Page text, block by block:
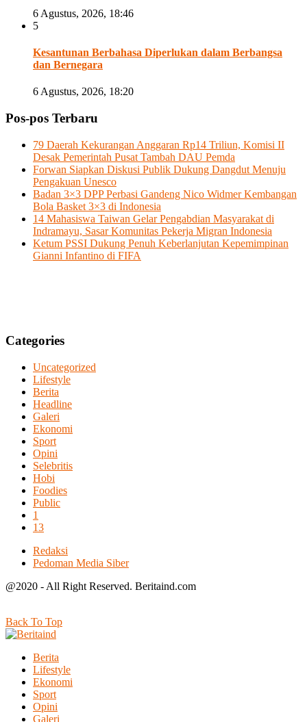
6 Agustus, 2026, 18:46
5
Kesantunan Berbahasa Diperlukan dalam Berbangsa
dan Bernegara
6 Agustus, 2026, 18:20
Pos-pos Terbaru
79 Daerah Kekurangan Anggaran Rp14 Triliun, Komisi II
Desak Pemerintah Pusat Tambah DAU Pemda
Forwan Siapkan Diskusi Publik Dukung Dangdut Menuju
Pengakuan Unesco
Badan 3×3 DPP Perbasi Gandeng Nico Widmer Kembangan
Bola Basket 3×3 di Indonesia
14 Mahasiswa Taiwan Gelar Pengabdian Masyarakat di
Indramayu, Sasar Komunitas Pekerja Migran Indonesia
Ketum PSSI Dukung Penuh Keberlanjutan Kepemimpinan
Gianni Infantino di FIFA
Categories
Uncategorized
Lifestyle
Berita
Headline
Galeri
Ekonomi
Sport
Opini
Selebritis
Hobi
Foodies
Public
1
13
Redaksi
Pedoman Media Siber
@2020 - All Right Reserved. Beritaind.com
Back To Top
Berita
Lifestyle
Ekonomi
Sport
Opini
Galeri